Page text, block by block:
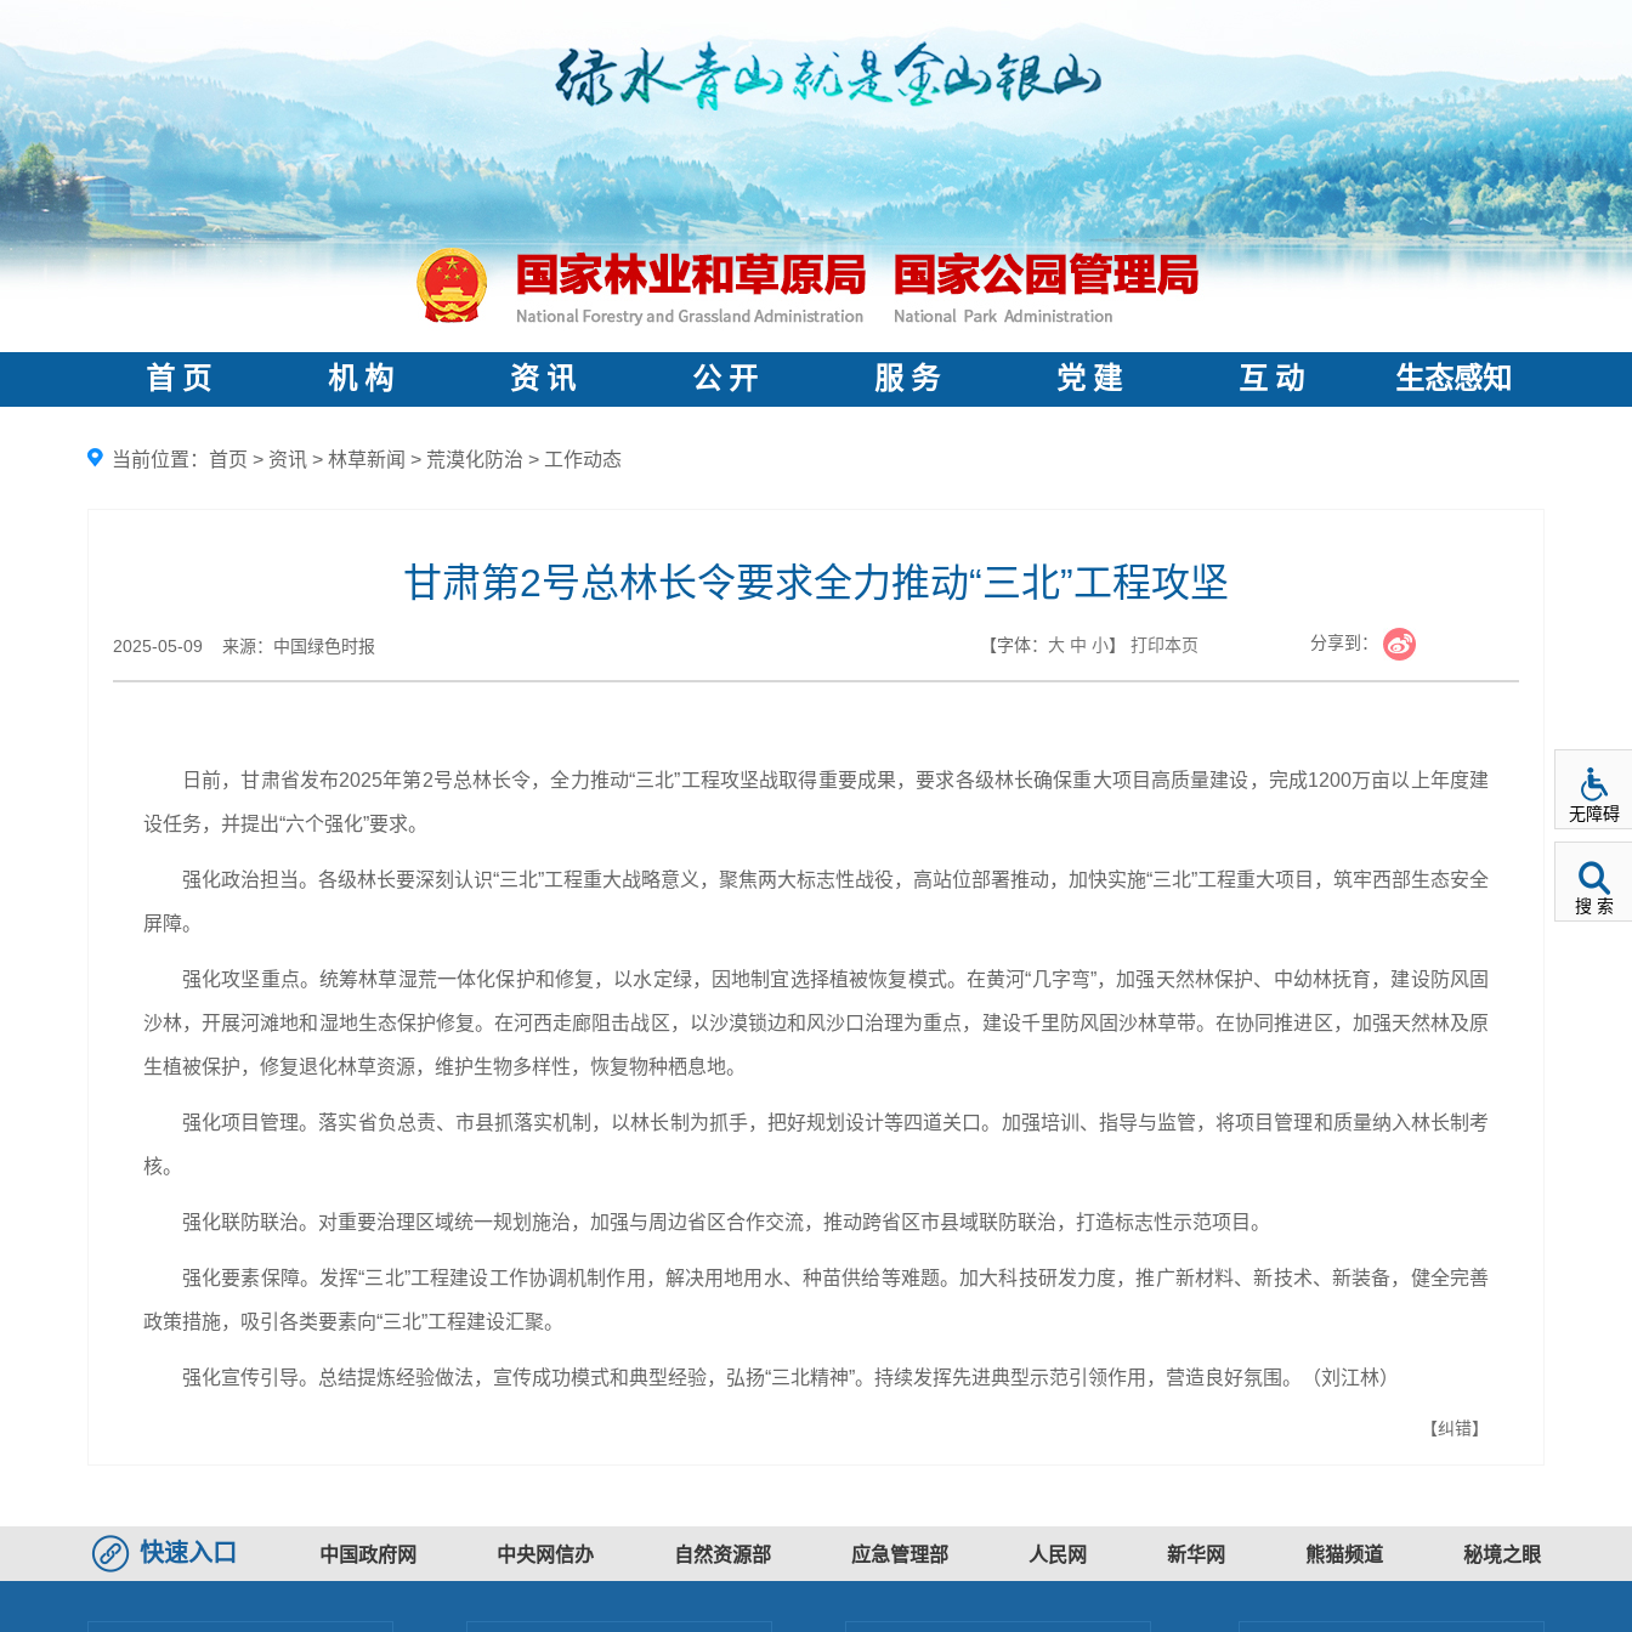
首 页 机 构 资 讯 公 开 服 务 党 建 互 动 生态感知
当前位置： 首页 > 资讯 > 林草新闻 > 荒漠化防治 > 工作动态
甘肃第2号总林长令要求全力推动“三北”工程攻坚
2025-05-09 来源：中国绿色时报 【字体： 大 中 小】 打印本页 分享到：
日前，甘肃省发布2025年第2号总林长令，全力推动“三北”工程攻坚战取得重要成果，要求各级林长确保重大项目高质量建设，完成1200万亩以上年度建
设任务，并提出“六个强化”要求。
强化政治担当。各级林长要深刻认识“三北”工程重大战略意义，聚焦两大标志性战役，高站位部署推动，加快实施“三北”工程重大项目，筑牢西部生态安全
屏障。
强化攻坚重点。统筹林草湿荒一体化保护和修复，以水定绿，因地制宜选择植被恢复模式。在黄河“几字弯”，加强天然林保护、中幼林抚育，建设防风固
沙林，开展河滩地和湿地生态保护修复。在河西走廊阻击战区，以沙漠锁边和风沙口治理为重点，建设千里防风固沙林草带。在协同推进区，加强天然林及原
生植被保护，修复退化林草资源，维护生物多样性，恢复物种栖息地。
强化项目管理。落实省负总责、市县抓落实机制，以林长制为抓手，把好规划设计等四道关口。加强培训、指导与监管，将项目管理和质量纳入林长制考
核。
强化联防联治。对重要治理区域统一规划施治，加强与周边省区合作交流，推动跨省区市县域联防联治，打造标志性示范项目。
强化要素保障。发挥“三北”工程建设工作协调机制作用，解决用地用水、种苗供给等难题。加大科技研发力度，推广新材料、新技术、新装备，健全完善
政策措施，吸引各类要素向“三北”工程建设汇聚。
强化宣传引导。总结提炼经验做法，宣传成功模式和典型经验，弘扬“三北精神”。持续发挥先进典型示范引领作用，营造良好氛围。 （刘江林）
【纠错】
快速入口 中国政府网 中央网信办 自然资源部 应急管理部 人民网 新华网 熊猫频道 秘境之眼
无障碍
搜 索